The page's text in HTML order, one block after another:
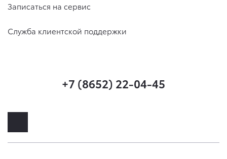
Записаться на сервис
Служба клиентской поддержки
+7 (8652) 22-04-45